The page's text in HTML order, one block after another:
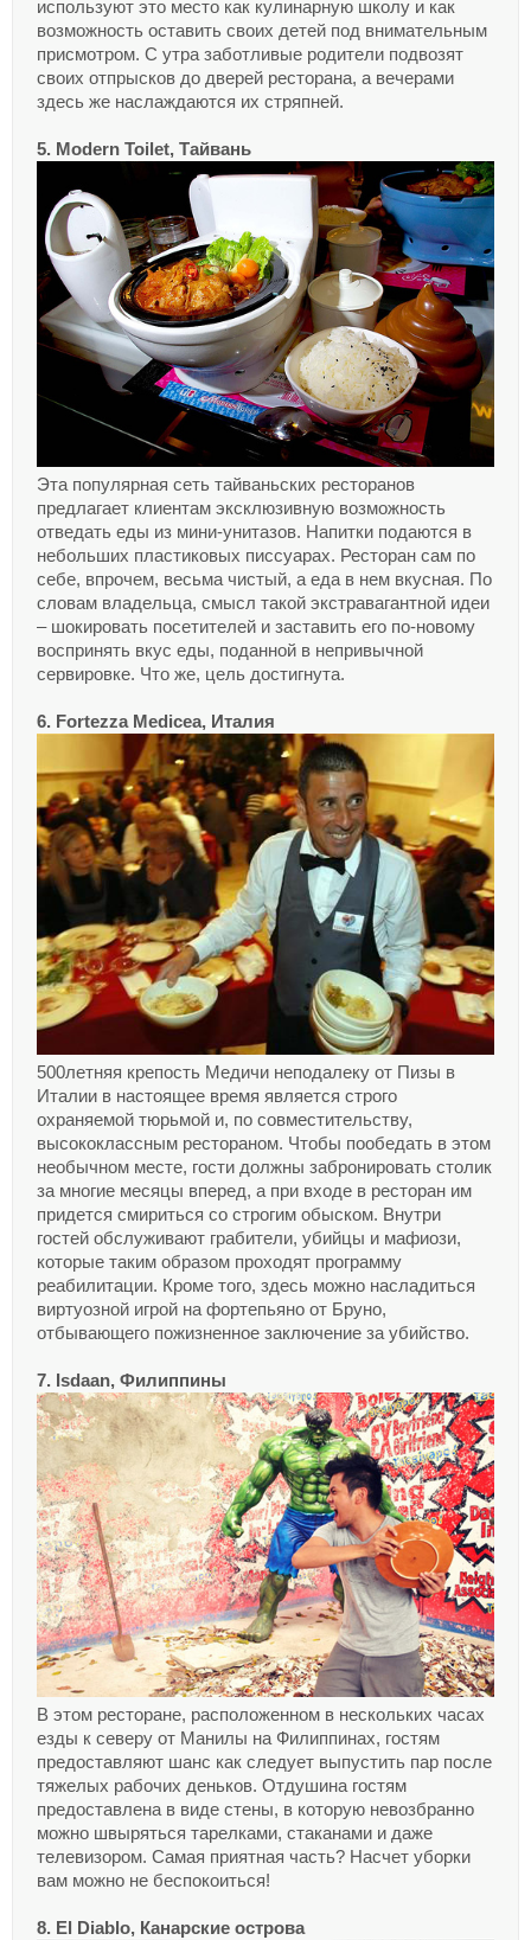
используют это место как кулинарную школу и как
возможность оставить своих детей под внимательным
присмотром. С утра заботливые родители подвозят
своих отпрысков до дверей ресторана, а вечерами
здесь же наслаждаются их стряпней.
5. Modern Toilet, Тайвань
Эта популярная сеть тайваньских ресторанов
предлагает клиентам эксклюзивную возможность
отведать еды из мини-унитазов. Напитки подаются в
небольших пластиковых писсуарах. Ресторан сам по
себе, впрочем, весьма чистый, а еда в нем вкусная. По
словам владельца, смысл такой экстравагантной идеи
– шокировать посетителей и заставить его по-новому
воспринять вкус еды, поданной в непривычной
сервировке. Что же, цель достигнута.
6. Fortezza Medicea, Италия
500летняя крепость Медичи неподалеку от Пизы в
Италии в настоящее время является строго
охраняемой тюрьмой и, по совместительству,
высококлассным рестораном. Чтобы пообедать в этом
необычном месте, гости должны забронировать столик
за многие месяцы вперед, а при входе в ресторан им
придется смириться со строгим обыском. Внутри
гостей обслуживают грабители, убийцы и мафиози,
которые таким образом проходят программу
реабилитации. Кроме того, здесь можно насладиться
виртуозной игрой на фортепьяно от Бруно,
отбывающего пожизненное заключение за убийство.
7. Isdaan, Филиппины
В этом ресторане, расположенном в нескольких часах
езды к северу от Манилы на Филиппинах, гостям
предоставляют шанс как следует выпустить пар после
тяжелых рабочих деньков. Отдушина гостям
предоставлена в виде стены, в которую невозбранно
можно швыряться тарелками, стаканами и даже
телевизором. Самая приятная часть? Насчет уборки
вам можно не беспокоиться!
8. El Diablo, Канарские острова